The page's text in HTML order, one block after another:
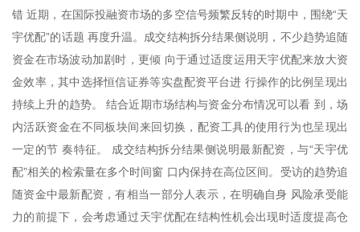
错 近期，在国际投融资市场的多空信号频繁反转的时期中，围绕“天
宇优配”的话题 再度升温。成交结构拆分结果侧说明，不少趋势追随
资金在市场波动加剧时，更倾 向于通过适度运用天宇优配来放大资
金效率，其中选择恒信证券等实盘配资平台进 行操作的比例呈现出
持续上升的趋势。 结合近期市场结构与资金分布情况可以看 到，场
内活跃资金在不同板块间来回切换，配资工具的使用行为也呈现出
一定的节 奏特征。 成交结构拆分结果侧说明最新配资，与“天宇优
配”相关的检索量在多个时间窗 口内保持在高位区间。受访的趋势追
随资金中最新配资，有相当一部分人表示，在明确自身 风险承受能
力的前提下，会考虑通过天宇优配在结构性机会出现时适度提高仓